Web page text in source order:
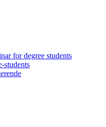
for degree students
students